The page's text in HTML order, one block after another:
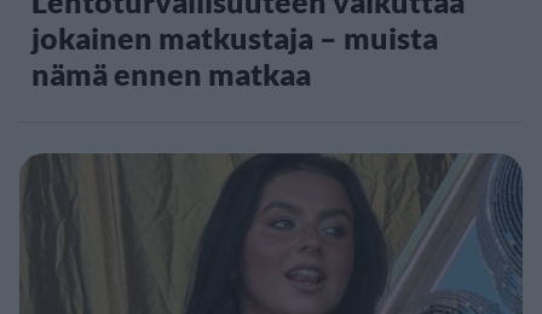
jokainen matkustaja – muista
nämä ennen matkaa